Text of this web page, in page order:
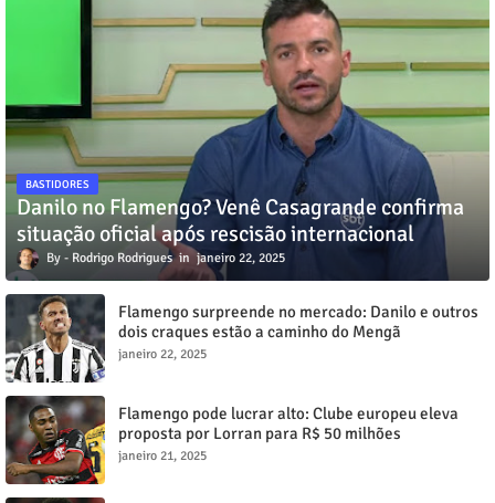
BASTIDORES
Danilo no Flamengo? Venê Casagrande confirma
situação oficial após rescisão internacional
Rodrigo Rodrigues janeiro 22, 2025
Flamengo surpreende no mercado: Danilo e outros
dois craques estão a caminho do Mengã
janeiro 22, 2025
Flamengo pode lucrar alto: Clube europeu eleva
proposta por Lorran para R$ 50 milhões
janeiro 21, 2025